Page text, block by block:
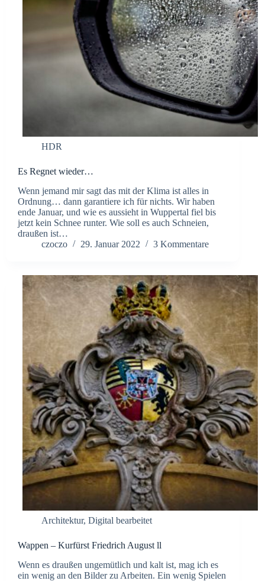
HDR
Es Regnet wieder…
Wenn jemand mir sagt das mit der Klima ist alles in
Ordnung… dann garantiere ich für nichts. Wir haben
ende Januar, und wie es aussieht in Wuppertal fiel bis
jetzt kein Schnee runter. Wie soll es auch Schneien,
draußen ist…
czoczo
29. Januar 2022 3 Kommentare
Architektur, Digital bearbeitet
Wappen – Kurfürst Friedrich August ll
Wenn es draußen ungemütlich und kalt ist, mag ich es
ein wenig an den Bilder zu Arbeiten. Ein wenig Spielen